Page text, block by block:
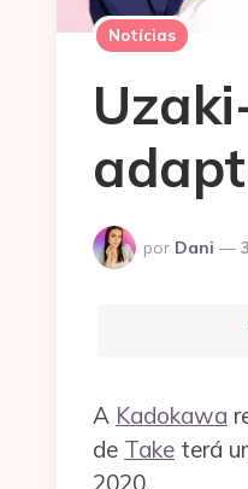
Notícias
Postado
por
por Dani
A Kadokawa
de Take terá